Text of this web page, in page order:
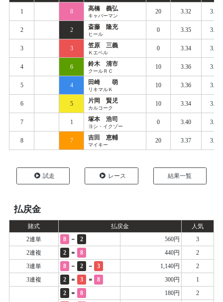
1 8 高橋 義弘
キャバーマン
20 3.32 3.401
2 2 斎藤 隆充
ヒール
0 3.35 3.429
3 3 笠原 三義
Ｋエベル
0 3.34 3.439
4 6 鈴木 清市
クールＲＣ
10 3.36 3.431
5 4 田崎 萌
リキマルＫ
10 3.36 3.441
6 5 片岡 賢児
カルコーク
10 3.34 3.441
7 1 塚本 浩司
ヨシ・イクゾー
0 3.40 3.487
8 7 吉田 恵輔
マイキー
20 3.37 3.490
試走 レース 結果一覧
払戻金
賭式 払戻金
人気
2連単
8 - 2 560円
3
2連複
2 = 8 440円
2
3連単
8 - 2 - 3 1,140円
2
3連複
2 = 3 = 8 300円 1
2 = 8 180円
2